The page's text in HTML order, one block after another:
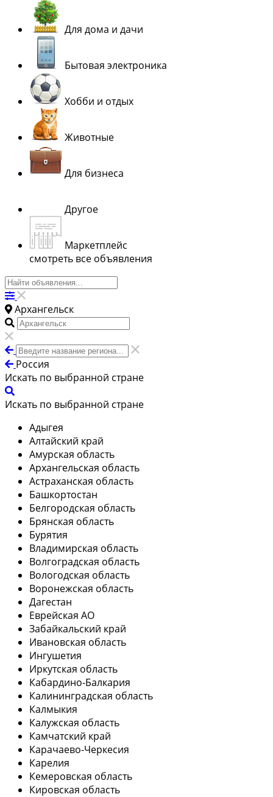
Для дома и дачи
Бытовая электроника
Хобби и отдых
Животные
Для бизнеса
Другое
Маркетплейс
смотреть все объявления
Архангельск
Россия
Искать по выбранной стране
Искать по выбранной стране
Адыгея
Алтайский край
Амурская область
Архангельская область
Астраханская область
Башкортостан
Белгородская область
Брянская область
Бурятия
Владимирская область
Волгоградская область
Вологодская область
Воронежская область
Дагестан
Еврейская АО
Забайкальский край
Ивановская область
Ингушетия
Иркутская область
Кабардино-Балкария
Калининградская область
Калмыкия
Калужская область
Камчатский край
Карачаево-Черкесия
Карелия
Кемеровская область
Кировская область